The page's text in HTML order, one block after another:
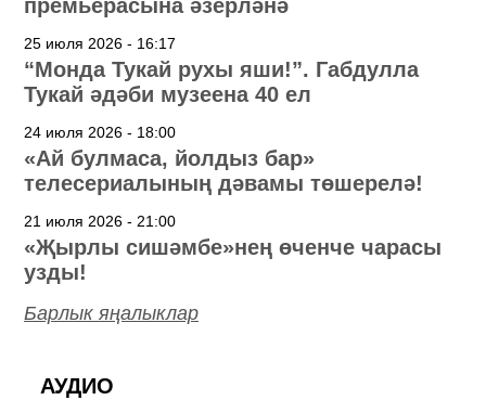
премьерасына әзерләнә
25 июля 2026 - 16:17
“Монда Тукай рухы яши!”. Габдулла
Тукай әдәби музеена 40 ел
24 июля 2026 - 18:00
«Ай булмаса, йолдыз бар»
телесериалының дәвамы төшерелә!
21 июля 2026 - 21:00
«Җырлы сишәмбе»нең өченче чарасы
узды!
Барлык яңалыклар
АУДИО